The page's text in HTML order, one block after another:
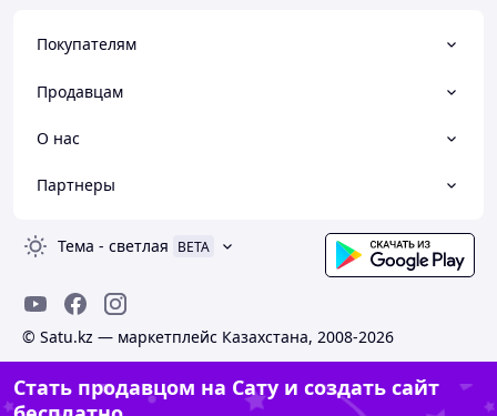
Покупателям
Продавцам
О нас
Партнеры
Тема - светлая BETA
© Satu.kz — маркетплейс Казахстана, 2008-2026
Стать продавцом на Сату и создать сайт